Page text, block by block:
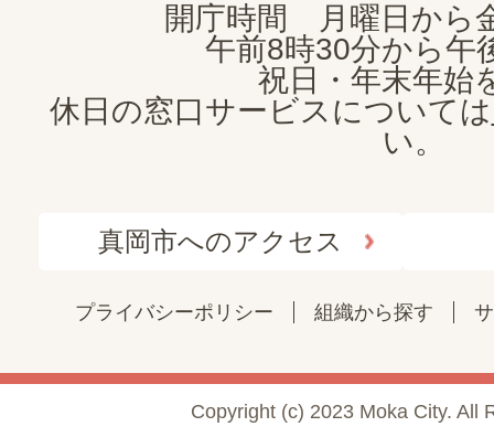
開庁時間 月曜日から
午前8時30分から午
祝日・年末年始
休日の窓口サービスについては
い。
真岡市へのアクセス
プライバシーポリシー 組織から探す
Copyright (c) 2023 Moka City. All